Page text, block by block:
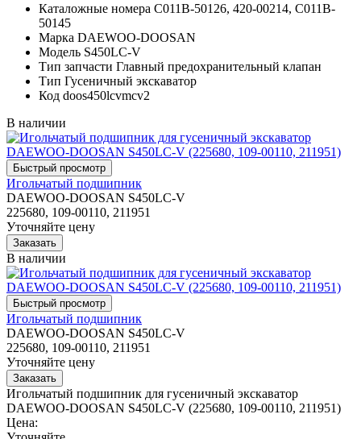
Каталожные номера C011B-50126, 420-00214, C011B-
50145
Марка DAEWOO-DOOSAN
Модель S450LC-V
Тип запчасти Главный предохранительный клапан
Тип Гусеничный экскаватор
Код doos450lcvmcv2
В наличии
Игольчатый подшипник
DAEWOO-DOOSAN S450LC-V
225680, 109-00110, 211951
Уточняйте цену
В наличии
Игольчатый подшипник
DAEWOO-DOOSAN S450LC-V
225680, 109-00110, 211951
Уточняйте цену
Игольчатый подшипник для гусеничный экскаватор
DAEWOO-DOOSAN S450LC-V (225680, 109-00110, 211951)
Цена: